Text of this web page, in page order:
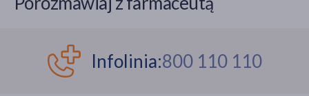
Infolinia:800 110 110